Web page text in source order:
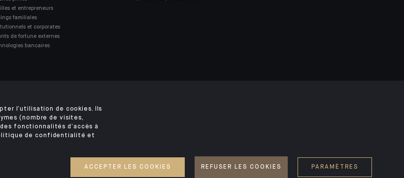
et entrepreneurs
familiales
et corporates
de fortune externes
bancaires
LÉGALES SÉCURITÉ VOS DONNÉES PERSONNELLES
l’utilisation de cookies. Ils
(nombre de visites,
fonctionnalités d’accès à
de confidentialité et
ACCEPTER LES COOKIES REFUSER LES COOKIES PARAMÈTRES